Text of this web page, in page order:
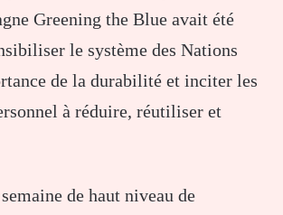
Greening the Blue avait été
le système des Nations
de la durabilité et inciter les
à réduire, réutiliser et
de haut niveau de